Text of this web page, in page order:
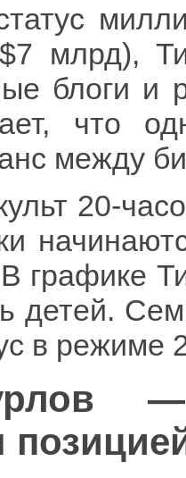
млрд),
блоги и
что
между
20-
графике
детей.
в режиме
—